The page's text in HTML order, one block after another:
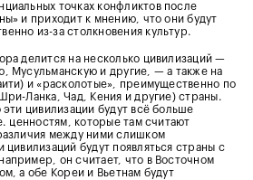
точках конфликтов после
и приходит к мнению, что они будут
из-за столкновения культур.
делится на несколько цивилизаций —
Мусульманскую и другие, — а также на
и «расколотые», преимущественно по
Ланка, Чад, Кения и другие) страны.
эти цивилизации будут всё больше
ценностям, которые там считают
между ними слишком
будут появляться страны с
он считает, что в Восточном
а обе Кореи и Вьетнам будут